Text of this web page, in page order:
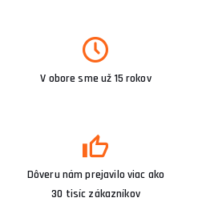
V obore sme už 15 rokov
Dôveru nám prejavilo viac ako
30 tisíc zákazníkov